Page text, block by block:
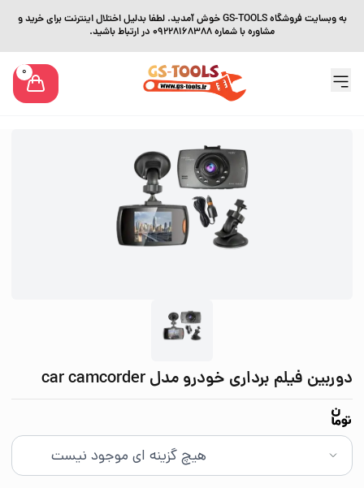
به وبسایت فروشگاه GS-TOOLS خوش آمدید. لطفا بدلیل اختلال اینترنت برای خرید و
مشاوره با شماره 09228168388 در ارتباط باشید.
0
دوربین فیلم برداری خودرو مدل car camcorder